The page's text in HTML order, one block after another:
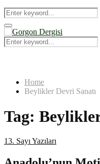
Search
for:
Primary
Menu
Search
for:
Home
Beylikler Devri Sanatı
Tag:
13. Sayı Yazıları